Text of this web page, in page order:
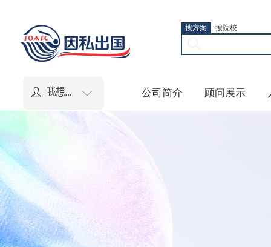
搜方案 搜院校
公司简介 顾问展示